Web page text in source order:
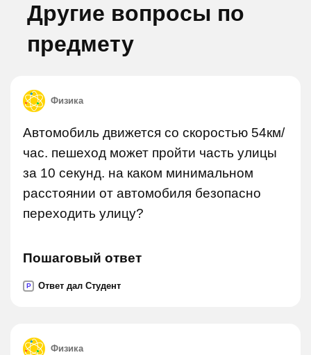
Другие вопросы по
предмету
Физика
Автомобиль движется со скоростью 54км/
час. пешеход может пройти часть улицы
за 10 секунд. на каком минимальном
расстоянии от автомобиля безопасно
переходить улицу?
Пошаговый ответ
P Ответ дал Студент
Физика